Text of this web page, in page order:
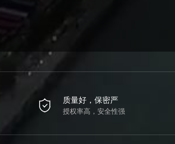
质量好，保密严
授权率高，安全性强